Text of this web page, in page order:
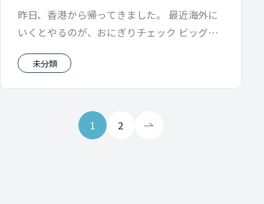
昨日、香港から帰ってきました。 最近海外に
いくとやるのが、おにぎりチェック ビッグマ
未分類
1 2